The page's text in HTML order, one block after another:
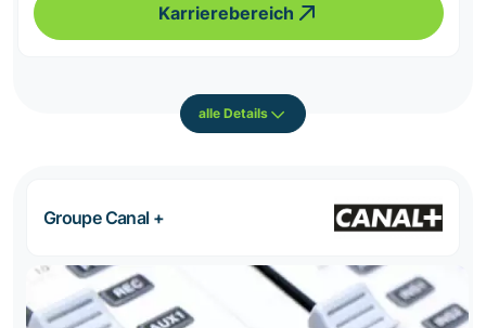
Karrierebereich
alle Details
Groupe Canal +